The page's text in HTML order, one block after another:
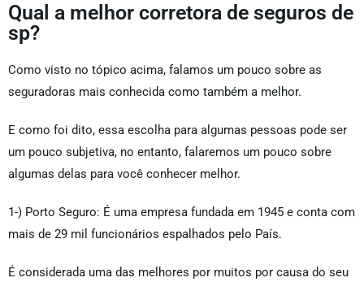
Qual a melhor corretora de seguros de
sp?
Como visto no tópico acima, falamos um pouco sobre as
seguradoras mais conhecida como também a melhor.
E como foi dito, essa escolha para algumas pessoas pode ser
um pouco subjetiva, no entanto, falaremos um pouco sobre
algumas delas para você conhecer melhor.
1-) Porto Seguro: É uma empresa fundada em 1945 e conta com
mais de 29 mil funcionários espalhados pelo País.
É considerada uma das melhores por muitos por causa do seu